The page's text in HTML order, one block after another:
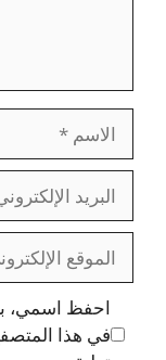
الإلكتروني
الإلكتروني
احفظ اسمي،
في هذا